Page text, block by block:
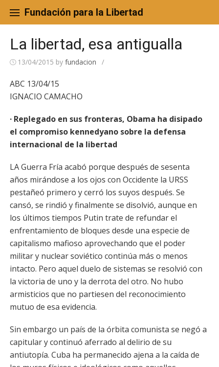
content
Fundación para la Libertad
La libertad, esa antigualla
13/04/2015 by fundacion /
ABC 13/04/15
IGNACIO CAMACHO
· Replegado en sus fronteras, Obama ha disipado
el compromiso kennedyano sobre la defensa
internacional de la libertad
LA Guerra Fría acabó porque después de sesenta
años mirándose a los ojos con Occidente la URSS
pestañeó primero y cerró los suyos después. Se
cansó, se rindió y finalmente se disolvió, aunque en
los últimos tiempos Putin trate de refundar el
enfrentamiento de bloques desde una especie de
capitalismo mafioso aprovechando que el poder
militar y nuclear soviético continúa más o menos
intacto. Pero aquel duelo de sistemas se resolvió con
la victoria de uno y la derrota del otro. No hubo
armisticios que no partiesen del reconocimiento
mutuo de esa evidencia.
Sin embargo un país de la órbita comunista se negó a
capitular y continuó aferrado al delirio de su
antiutopía. Cuba ha permanecido ajena a la caída de